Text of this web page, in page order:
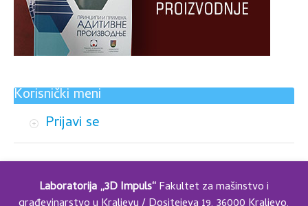
Korisnički meni
Prijavi se
Laboratorija „3D Impuls“Fakultet za mašinstvo i